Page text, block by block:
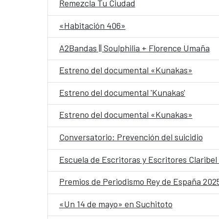
Remezcla Tu Ciudad
«Habitación 406»
A2Bandas || Soulphilia + Florence Umaña
Estreno del documental «Kunakas»
Estreno del documental 'Kunakas'
Estreno del documental «Kunakas»
Conversatorio: Prevención del suicidio
Escuela de Escritoras y Escritores Claribel
Premios de Periodismo Rey de España
«Un 14 de mayo» en Suchitoto